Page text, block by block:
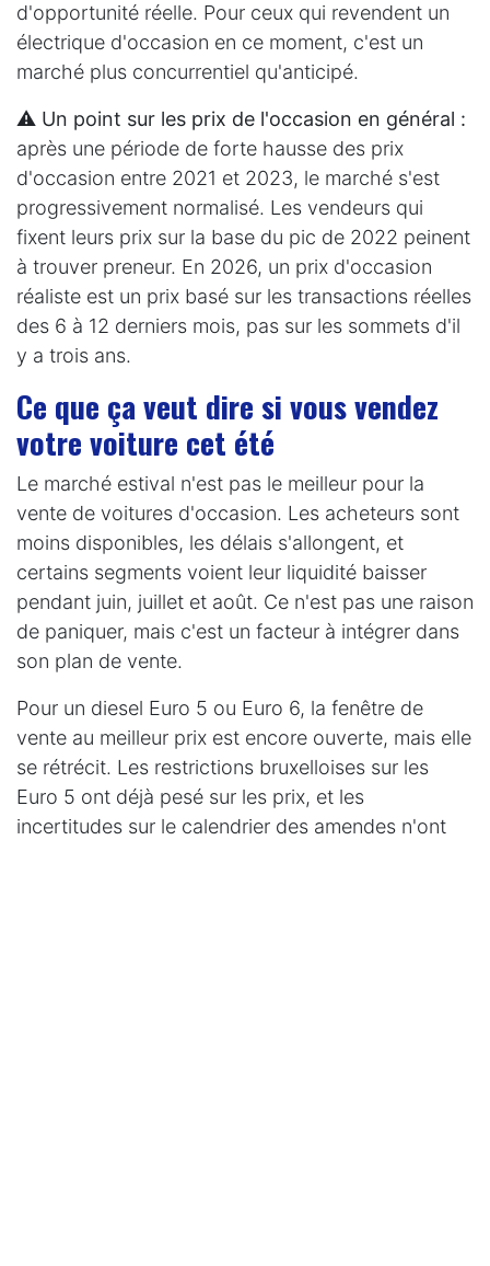
d'opportunité réelle. Pour ceux qui revendent un
électrique d'occasion en ce moment, c'est un
marché plus concurrentiel qu'anticipé.
⚠️ Un point sur les prix de l'occasion en général :
après une période de forte hausse des prix
d'occasion entre 2021 et 2023, le marché s'est
progressivement normalisé. Les vendeurs qui
fixent leurs prix sur la base du pic de 2022 peinent
à trouver preneur. En 2026, un prix d'occasion
réaliste est un prix basé sur les transactions réelles
des 6 à 12 derniers mois, pas sur les sommets d'il
y a trois ans.
Ce que ça veut dire si vous vendez
votre voiture cet été
Le marché estival n'est pas le meilleur pour la
vente de voitures d'occasion. Les acheteurs sont
moins disponibles, les délais s'allongent, et
certains segments voient leur liquidité baisser
pendant juin, juillet et août. Ce n'est pas une raison
de paniquer, mais c'est un facteur à intégrer dans
son plan de vente.
Pour un diesel Euro 5 ou Euro 6, la fenêtre de
vente au meilleur prix est encore ouverte, mais elle
se rétrécit. Les restrictions bruxelloises sur les
Euro 5 ont déjà pesé sur les prix, et les
incertitudes sur le calendrier des amendes n'ont